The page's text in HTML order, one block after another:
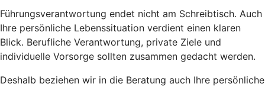
Führungsverantwortung endet nicht am Schreibtisch. Auch
Ihre persönliche Lebenssituation verdient einen klaren
Blick. Berufliche Verantwortung, private Ziele und
individuelle Vorsorge sollten zusammen gedacht werden.
Deshalb beziehen wir in die Beratung auch Ihre persönliche